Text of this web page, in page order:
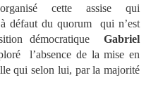
cette assise qui
défaut du quorum qui n’est
démocratique Gabriel
l’absence de la mise en
qui selon lui, par la majorité